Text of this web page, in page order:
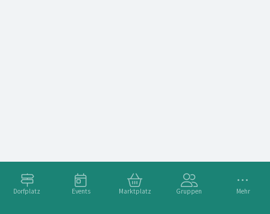
Dorfplatz Events Marktplatz Gruppen Mehr